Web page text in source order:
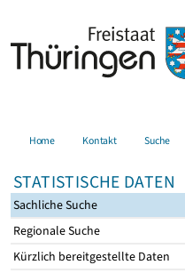
Home Kontakt Suche
STATISTISCHE DATEN
Sachliche Suche
Regionale Suche
Kürzlich bereitgestellte Daten